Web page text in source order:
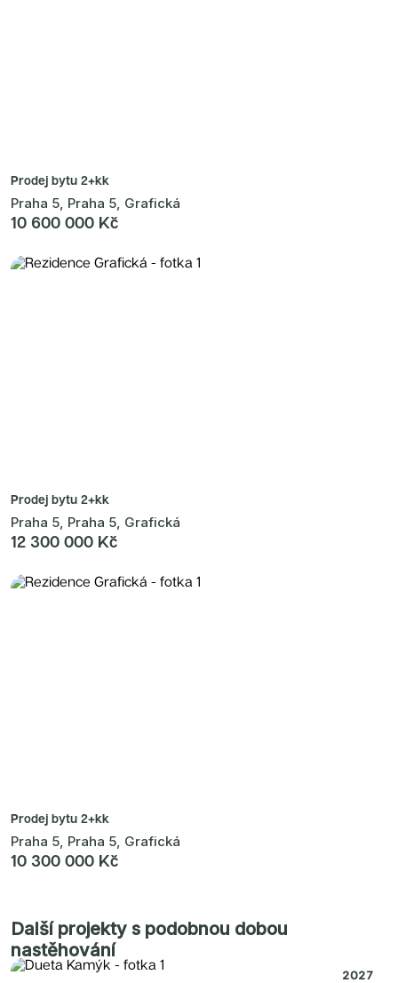
Prodej bytu 2+kk
Praha 5, Praha 5, Grafická
10 600 000 Kč
Prodej bytu 2+kk
Praha 5, Praha 5, Grafická
12 300 000 Kč
Prodej bytu 2+kk
Praha 5, Praha 5, Grafická
10 300 000 Kč
Další projekty s podobnou dobou
nastěhování
2027